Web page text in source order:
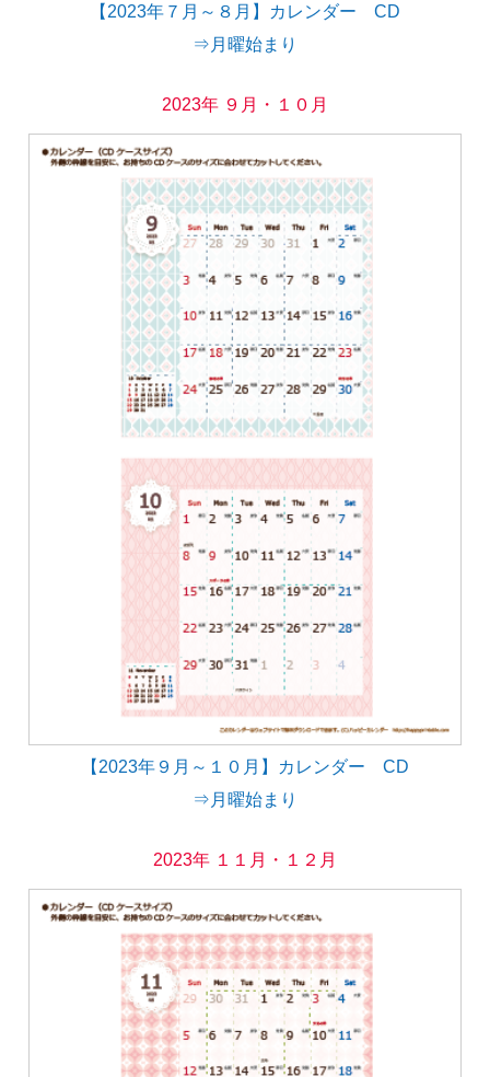
【2023年７月～８月】カレンダー CD
⇒月曜始まり
2023年 ９月・１０月
【2023年９月～１０月】カレンダー CD
⇒月曜始まり
2023年 １１月・１２月